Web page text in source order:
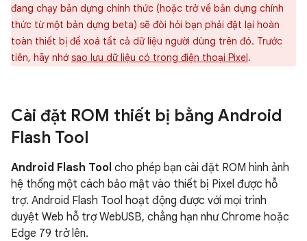
đang chạy bản dựng chính thức (hoặc trở về bản dựng chính
thức từ một bản dựng beta) sẽ đòi hỏi bạn phải đặt lại hoàn
toàn thiết bị để xoá tất cả dữ liệu người dùng trên đó. Trước
tiên, hãy nhớsao lưu dữ liệu có trong điện thoại Pixel.
Cài đặt ROM thiết bị bằng Android
Flash Tool
Android Flash Tool cho phép bạn cài đặt ROM hình ảnh
hệ thống một cách bảo mật vào thiết bị Pixel được hỗ
trợ. Android Flash Tool hoạt động được với mọi trình
duyệt Web hỗ trợ WebUSB, chẳng hạn như Chrome hoặc
Edge 79 trở lên.